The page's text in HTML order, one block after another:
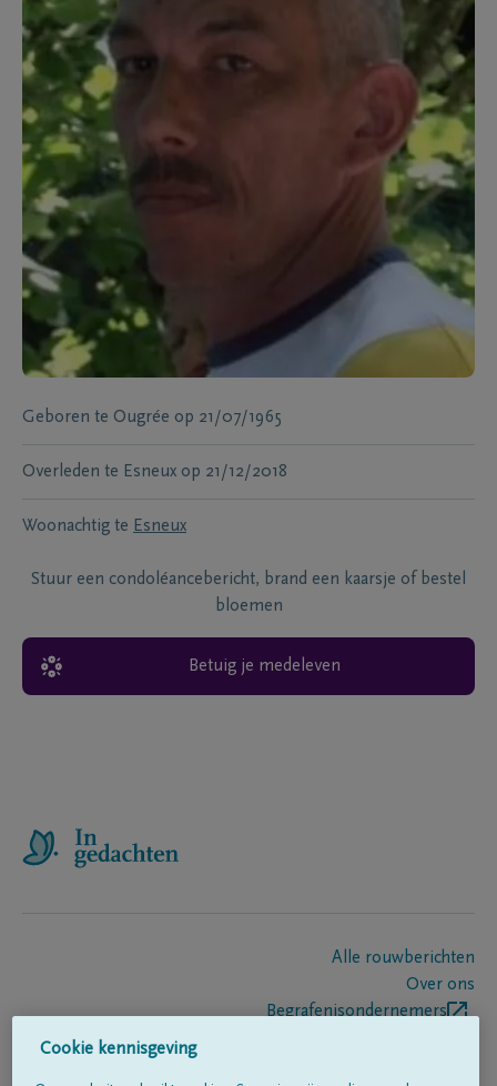
Geboren te Ougrée op 21/07/1965
Overleden te Esneux op 21/12/2018
Woonachtig te Esneux
Stuur een condoléancebericht, brand een kaarsje of bestel
bloemen
Betuig je medeleven
Alle rouwberichten
Over ons
Begrafenisondernemers
Cookie kennisgeving